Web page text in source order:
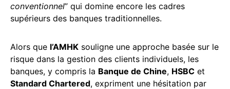
conventionnel” qui domine encore les cadres
supérieurs des banques traditionnelles.
Alors que l’AMHK souligne une approche basée sur le
risque dans la gestion des clients individuels, les
banques, y compris la Banque de Chine, HSBC et
Standard Chartered, expriment une hésitation par